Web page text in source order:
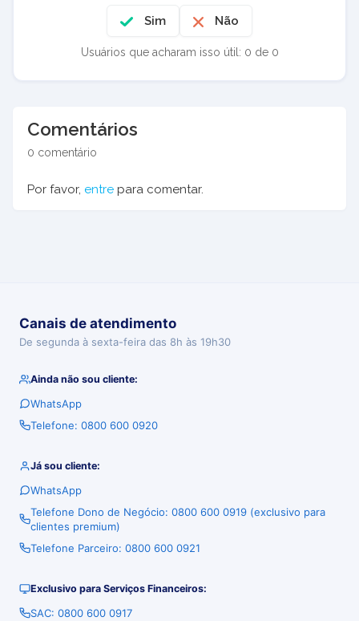
Sim Não
Usuários que acharam isso útil: 0 de 0
Comentários
0 comentário
Por favor, entre para comentar.
Canais de atendimento
De segunda à sexta-feira das 8h às 19h30
Ainda não sou cliente:
WhatsApp
Telefone: 0800 600 0920
Já sou cliente:
WhatsApp
Telefone Dono de Negócio: 0800 600 0919 (exclusivo para
clientes premium)
Telefone Parceiro: 0800 600 0921
Exclusivo para Serviços Financeiros:
SAC: 0800 600 0917